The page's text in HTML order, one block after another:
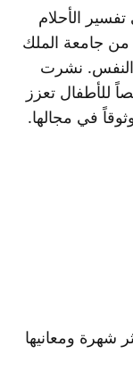
الأحلام
جامعة الملك
نشرت
للأطفال تعزز
في مجالها.
شهرة ومعانيها